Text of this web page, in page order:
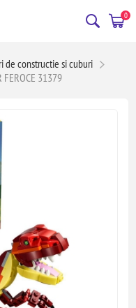
0
de constructie si cuburi
FEROCE 31379